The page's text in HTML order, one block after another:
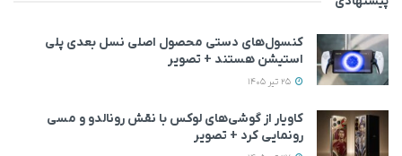
کنسول‌های دستی محصول اصلی نسل بعدی پلی
استیشن هستند + تصویر
کاویار از گوشی‌های لوکس با نقش رونالدو و مسی
رونمایی کرد + تصویر